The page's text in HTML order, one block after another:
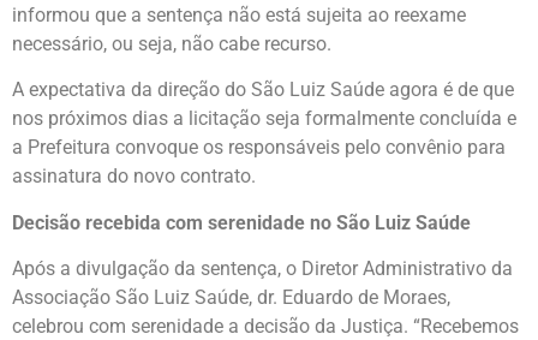
informou que a sentença não está sujeita ao reexame
necessário, ou seja, não cabe recurso.
A expectativa da direção do São Luiz Saúde agora é de que
nos próximos dias a licitação seja formalmente concluída e
a Prefeitura convoque os responsáveis pelo convênio para
assinatura do novo contrato.
Decisão recebida com serenidade no São Luiz Saúde
Após a divulgação da sentença, o Diretor Administrativo da
Associação São Luiz Saúde, dr. Eduardo de Moraes,
celebrou com serenidade a decisão da Justiça. “Recebemos